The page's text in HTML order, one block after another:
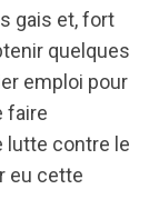
gais et, fort
quelques
emploi pour
faire
lutte contre le
eu cette